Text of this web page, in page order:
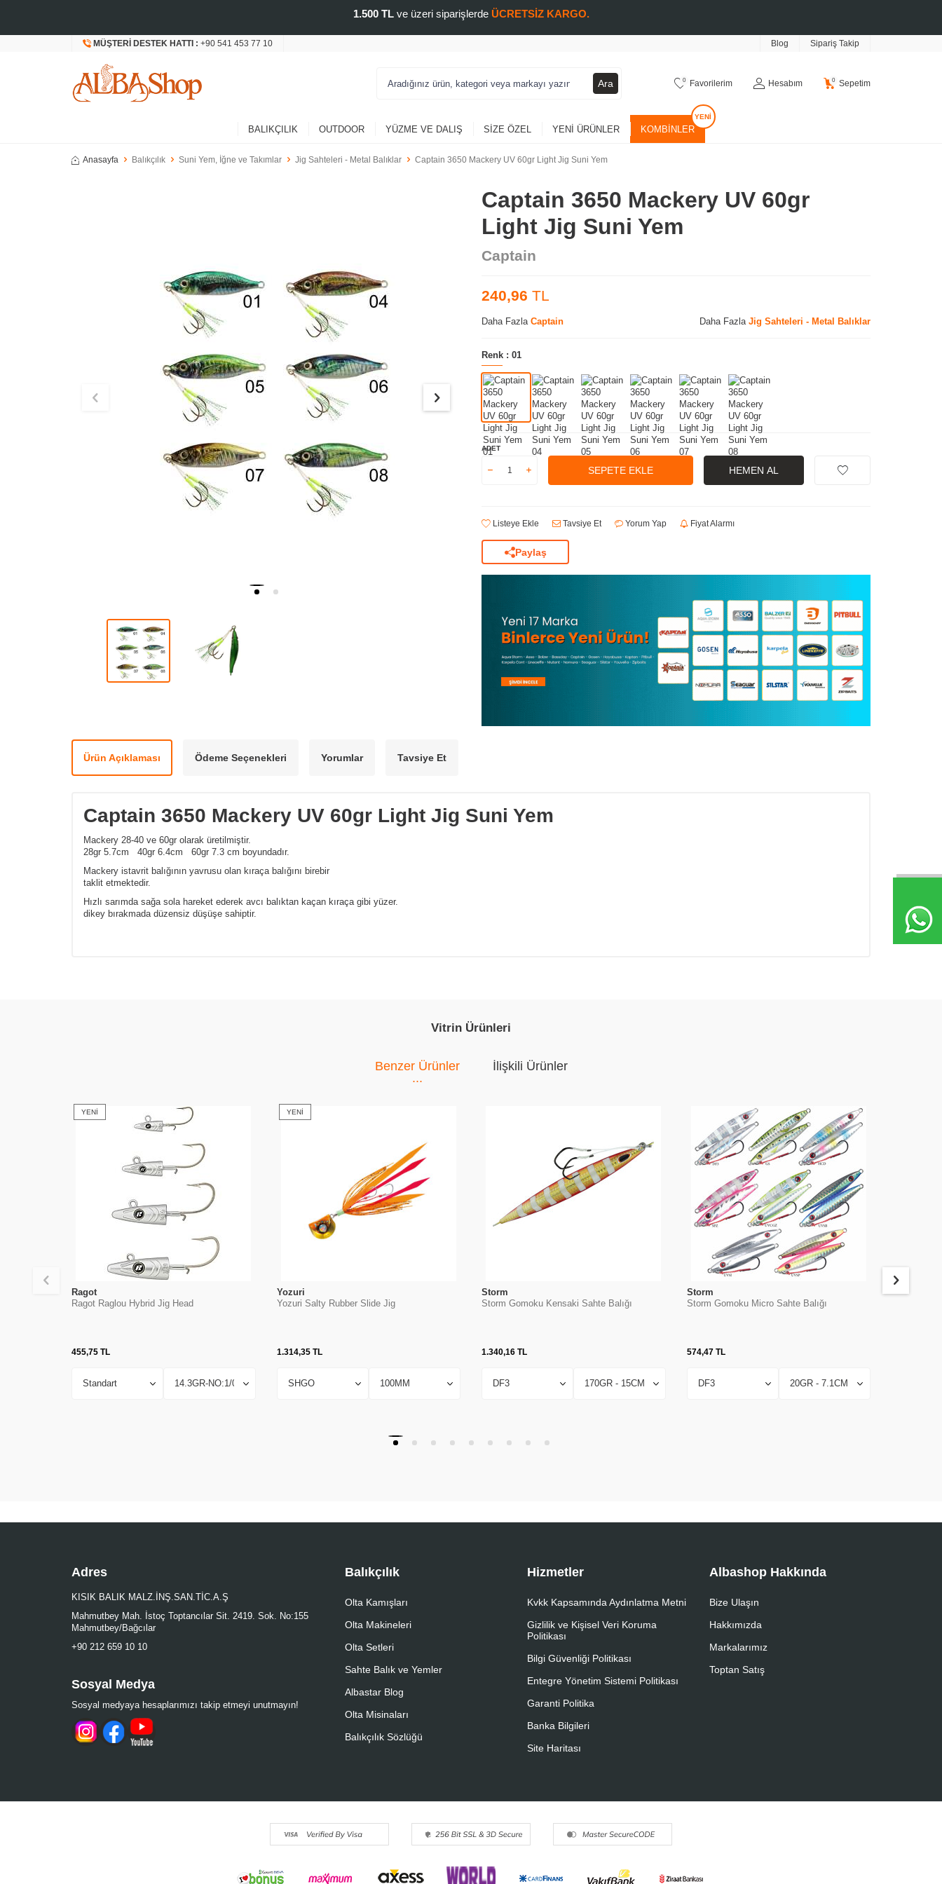
1.500 TLve üzeri siparişlerde ÜCRETSİZ KARGO.
MÜŞTERI DESTEK HATTI : +90 541 453 77 10 Blog Sipariş Takip
Ara 0 Favorilerim Hesabım 0 Sepetim
BALIKÇILIK OUTDOOR YÜZME VE DALIŞ SIZE ÖZEL YENI ÜRÜNLER KOMBINLER
Anasayfa Balıkçılık Suni Yem, İğne ve Takımlar Jig Sahteleri - Metal Balıklar Captain 3650 Mackery UV 60gr Light Jig Suni Yem
Captain 3650 Mackery UV 60gr
Light Jig Suni Yem
Captain
240,96 TL
Daha Fazla Captain Daha Fazla Jig Sahteleri - Metal Balıklar
Renk : 01
ADET
SEPETE EKLE HEMEN AL
Listeye Ekle Tavsiye Et Yorum Yap Fiyat Alarmı
Paylaş
Ürün Açıklaması Ödeme Seçenekleri Yorumlar Tavsiye Et
Captain 3650 Mackery UV 60gr Light Jig Suni Yem
Mackery 28-40 ve 60gr olarak üretilmiştir.
28gr 5.7cm 40gr 6.4cm 60gr 7.3 cm boyundadır.
Mackery istavrit balığının yavrusu olan kıraça balığını birebir
taklit etmektedir.
Hızlı sarımda sağa sola hareket ederek avcı balıktan kaçan kıraça gibi yüzer.
dikey bırakmada düzensiz düşüşe sahiptir.
Vitrin Ürünleri
Benzer Ürünler İlişkili Ürünler
YENI
Ragot
Ragot Raglou Hybrid Jig Head
455,75 TL
YENI
Yozuri
Yozuri Salty Rubber Slide Jig
1.314,35TL
Storm
Storm Gomoku Kensaki Sahte Balığı
1.340,16 TL
Storm
Storm Gomoku Micro Sahte Balığı
574,47TL
Sakura
Adres
KISIK BALIK MALZ.İNŞ.SAN.TİC.A.Ş
Mahmutbey Mah. İstoç Toptancılar Sit. 2419. Sok. No:155
Mahmutbey/Bağcılar
+90 212 659 10 10
Sosyal Medya
Sosyal medyaya hesaplarımızı takip etmeyi unutmayın!
Balıkçılık
Olta Kamışları
Olta Makineleri
Olta Setleri
Sahte Balık ve Yemler
Albastar Blog
Olta Misinaları
Balıkçılık Sözlüğü
Hizmetler
Kvkk Kapsamında Aydınlatma Metni
Gizlilik ve Kişisel Veri Koruma
Politikası
Bilgi Güvenliği Politikası
Entegre Yönetim Sistemi Politikası
Garanti Politika
Banka Bilgileri
Site Haritası
Albashop Hakkında
Bize Ulaşın
Hakkımızda
Markalarımız
Toptan Satış